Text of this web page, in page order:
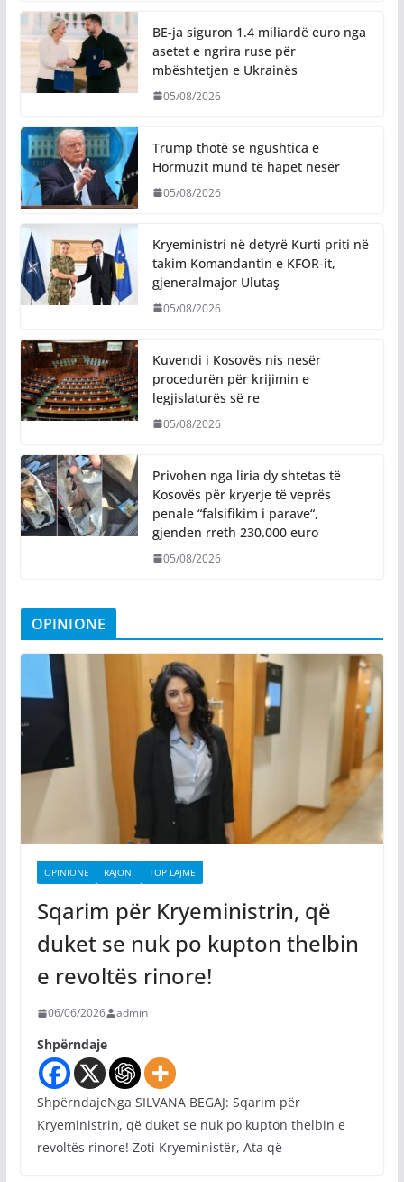
BE-ja siguron 1.4 miliardë euro nga
asetet e ngrira ruse për
mbështetjen e Ukrainës
05/08/2026
Trump thotë se ngushtica e
Hormuzit mund të hapet nesër
05/08/2026
Kryeministri në detyrë Kurti priti në
takim Komandantin e KFOR-it,
gjeneralmajor Ulutaş
05/08/2026
Kuvendi i Kosovës nis nesër
procedurën për krijimin e
legjislaturës së re
05/08/2026
Privohen nga liria dy shtetas të
Kosovës për kryerje të veprës
penale “falsifikim i parave“,
gjenden rreth 230.000 euro
05/08/2026
OPINIONE
OPINIONE RAJONI TOP LAJME
Sqarim për Kryeministrin, që
duket se nuk po kupton thelbin
e revoltës rinore!
06/06/2026 admin
Shpërndaje
ShpërndajeNga SILVANA BEGAJ: Sqarim për
Kryeministrin, që duket se nuk po kupton thelbin e
revoltës rinore! Zoti Kryeministër, Ata që